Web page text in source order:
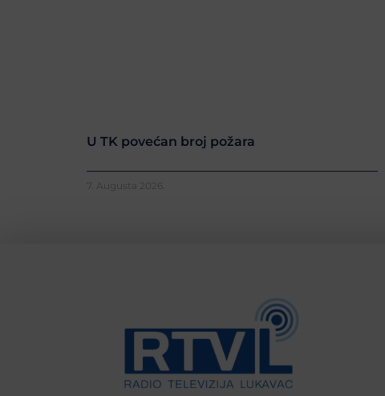
U TK povećan broj požara
7. Augusta 2026.